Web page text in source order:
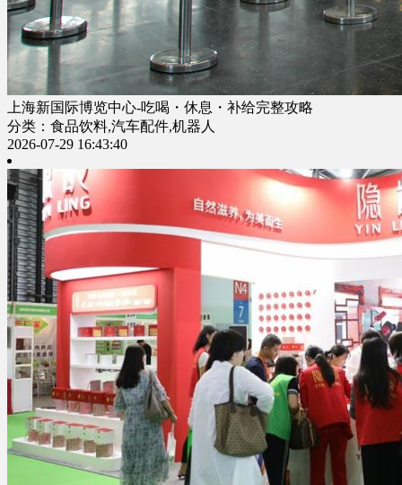
上海新国际博览中心-吃喝・休息・补给完整攻略
分类：食品饮料,汽车配件,机器人
2026-07-29 16:43:40